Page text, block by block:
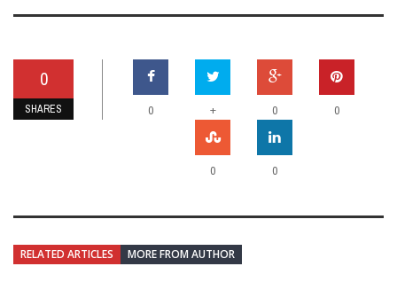
0
SHARES 0 + 0 0
0 0
RELATED ARTICLES MORE FROM AUTHOR